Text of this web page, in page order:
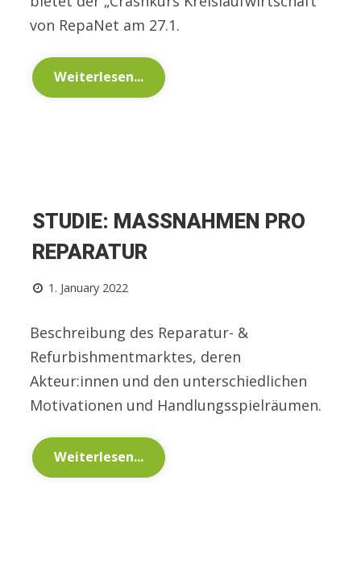
von RepaNet am 27.1.
Weiterlesen...
STUDIE: MASSNAHMEN PRO R
EPARATUR
1. January 2022
Beschreibung des Reparatur- &
Refurbishmentmarktes, deren
Akteur:innen und den unterschiedlichen
Motivationen und Handlungsspielräumen.
Weiterlesen...